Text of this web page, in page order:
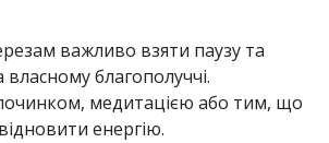
важливо взяти паузу та
благополуччі.
медитацією або тим, що
енергію.